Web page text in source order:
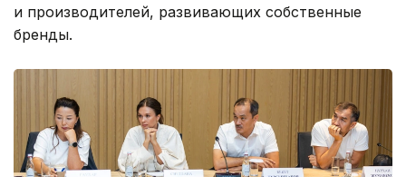
и производителей, развивающих собственные
бренды.